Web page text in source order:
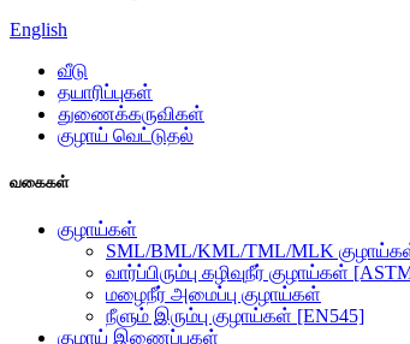
English
வீடு
தயாரிப்புகள்
துணைக்கருவிகள்
குழாய் வெட்டுதல்
வகைகள்
குழாய்கள்
SML/BML/KML/TML/MLK
வார்ப்பிரும்பு கழிவுநீர் குழாய்கள்
மழைநீர் அமைப்பு குழாய்கள்
நீளும் இரும்பு குழாய்கள் [EN545]
குழாய் இணைப்புகள்